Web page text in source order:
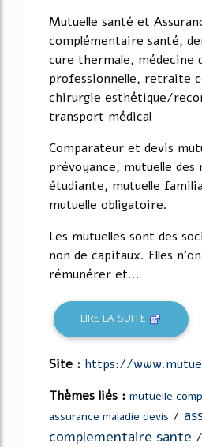
Mutuelle santé et
complémentaire santé,
cure thermale, médecine
professionnelle, retraite
chirurgie esthétique/
transport médical
Comparateur et devis
prévoyance, mutuelle des
étudiante, mutuelle
mutuelle obligatoire.
Les mutuelles sont des
non de capitaux. Elles
rémunérer et...
LIRE LA SUITE
Site : https://
Thèmes liés : mutuelle
assurance maladie devis /
complementaire sante /